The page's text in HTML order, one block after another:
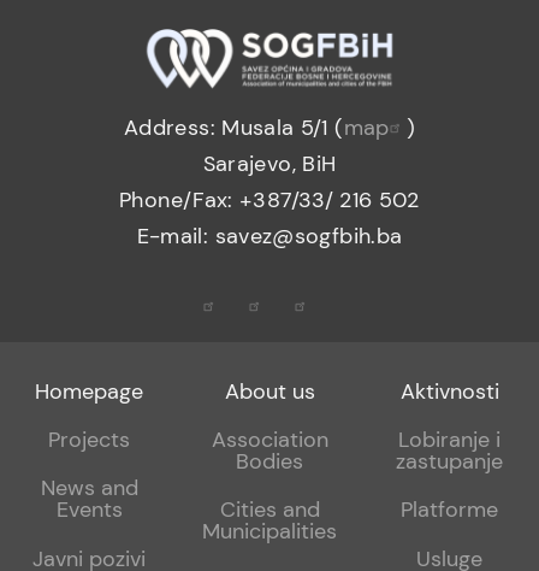
Address: Musala 5/1 (map
)
Sarajevo, BiH
Phone/Fax: +387/33/ 216 502
E-mail: savez@sogfbih.ba
Footer
menu
Homepage
Projects
News and
Events
Javni pozivi
Footer
sub
About us
Association
Bodies
Cities and
Municipalities
Footer
sub
Aktivnosti
Lobiranje i
zastupanje
Platforme
Usluge